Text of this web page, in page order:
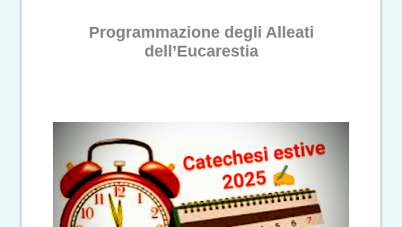
Programmazione degli Alleati
dell’Eucarestia